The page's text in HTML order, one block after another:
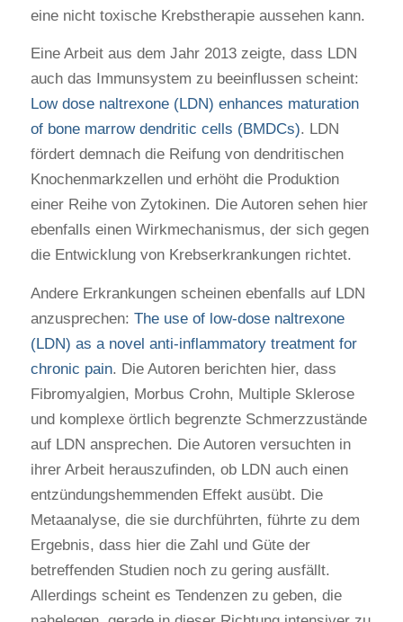
eine nicht toxische Krebstherapie aussehen kann.
Eine Arbeit aus dem Jahr 2013 zeigte, dass LDN
auch das Immunsystem zu beeinflussen scheint:
Low dose naltrexone (LDN) enhances maturation
of bone marrow dendritic cells (BMDCs). LDN
fördert demnach die Reifung von dendritischen
Knochenmarkzellen und erhöht die Produktion
einer Reihe von Zytokinen. Die Autoren sehen hier
ebenfalls einen Wirkmechanismus, der sich gegen
die Entwicklung von Krebserkrankungen richtet.
Andere Erkrankungen scheinen ebenfalls auf LDN
anzusprechen: The use of low-dose naltrexone
(LDN) as a novel anti-inflammatory treatment for
chronic pain. Die Autoren berichten hier, dass
Fibromyalgien, Morbus Crohn, Multiple Sklerose
und komplexe örtlich begrenzte Schmerzzustände
auf LDN ansprechen. Die Autoren versuchten in
ihrer Arbeit herauszufinden, ob LDN auch einen
entzündungshemmenden Effekt ausübt. Die
Metaanalyse, die sie durchführten, führte zu dem
Ergebnis, dass hier die Zahl und Güte der
betreffenden Studien noch zu gering ausfällt.
Allerdings scheint es Tendenzen zu geben, die